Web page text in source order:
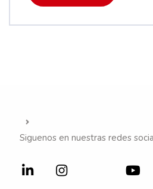
Siguenos en nuestras redes